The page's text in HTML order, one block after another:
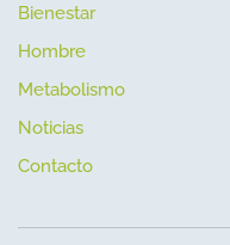
Bienestar
Hombre
Metabolismo
Noticias
Contacto